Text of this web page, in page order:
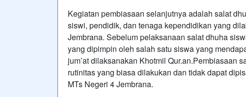
Kegiatan pembiasaan selanjutnya adalah salat
siswi, pendidik, dan tenaga kependidikan yang
Jembrana. Sebelum pelaksanaan salat dhuha
yang dipimpin oleh salah satu siswa yang
jum’at dilaksanakan Khotmil Qur.an.Pembiasaan
rutinitas yang biasa dilakukan dan tidak dapat
MTs Negeri 4 Jembrana.